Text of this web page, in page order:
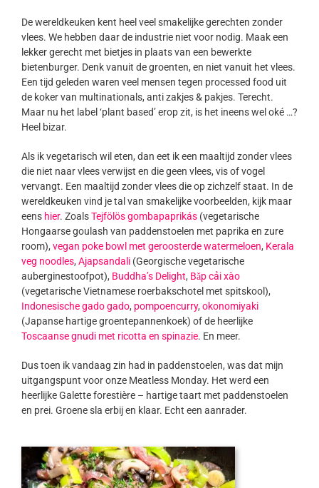
De wereldkeuken kent heel veel smakelijke gerechten zonder
vlees. We hebben daar de industrie niet voor nodig. Maak een
lekker gerecht met bietjes in plaats van een bewerkte
bietenburger. Denk vanuit de groenten, en niet vanuit het vlees.
Een tijd geleden waren veel mensen tegen processed food uit
de koker van multinationals, anti zakjes & pakjes. Terecht.
Maar nu het label ‘plant based’ erop zit, is het ineens wel oké …?
Heel bizar.
Als ik vegetarisch wil eten, dan eet ik een maaltijd zonder vlees
die niet naar vlees verwijst en die geen vlees, vis of vogel
vervangt. Een maaltijd zonder vlees die op zichzelf staat. In de
wereldkeuken vind je tal van smakelijke voorbeelden, kijk maar
eens hier. ZoalsTejfölös gombapaprikás(vegetarische
Hongaarse goulash van paddenstoelen met paprika en zure
room), vegan poke bowl met geroosterde watermeloen, Kerala
veg noodles, Ajapsandali(Georgische vegetarische
auberginestoofpot), Buddha’s Delight, Bǎp cải xào
(vegetarische Vietnamese roerbakschotel met spitskool),
Indonesische gado gado, pompoencurry, okonomiyaki
(Japanse hartige groentepannenkoek) of de heerlijke
Toscaanse gnudi met ricotta en spinazie. En meer.
Dus toen ik vandaag zin had in paddenstoelen, was dat mijn
uitgangspunt voor onze Meatless Monday. Het werd een
heerlijke Galette forestière – hartige taart met paddenstoelen
en prei. Groene sla erbij en klaar. Echt een aanrader.